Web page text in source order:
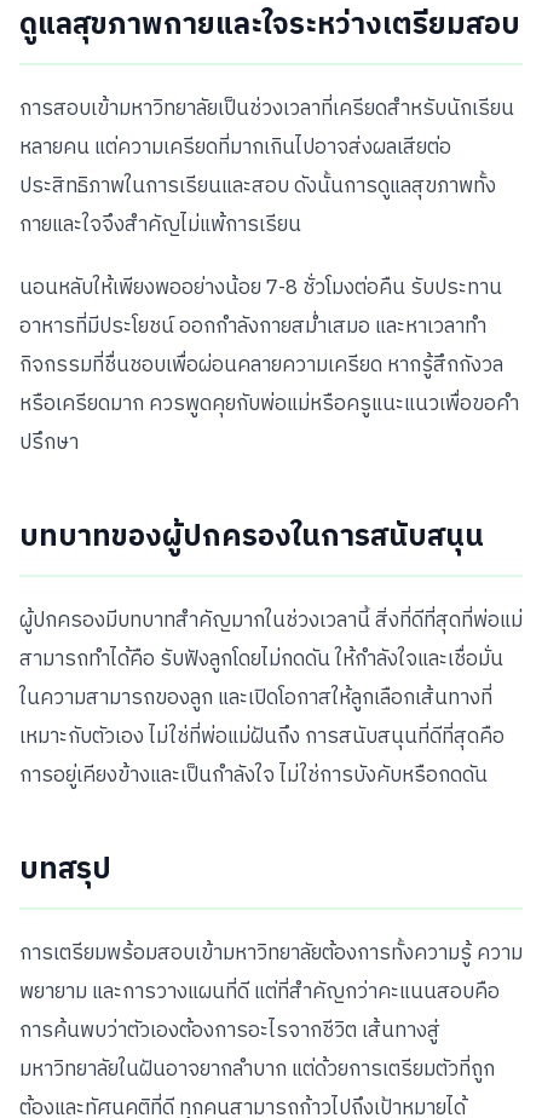
ดูแลสุขภาพกายและใจระหว่างเตรียมสอบ
การสอบเข้ามหาวิทยาลัยเป็นช่วงเวลาที่เครียดสำหรับนักเรียน
หลายคน แต่ความเครียดที่มากเกินไปอาจส่งผลเสียต่อ
ประสิทธิภาพในการเรียนและสอบ ดังนั้นการดูแลสุขภาพทั้ง
กายและใจจึงสำคัญไม่แพ้การเรียน
นอนหลับให้เพียงพออย่างน้อย 7-8 ชั่วโมงต่อคืน รับประทาน
อาหารที่มีประโยชน์ ออกกำลังกายสม่ำเสมอ และหาเวลาทำ
กิจกรรมที่ชื่นชอบเพื่อผ่อนคลายความเครียด หากรู้สึกกังวล
หรือเครียดมาก ควรพูดคุยกับพ่อแม่หรือครูแนะแนวเพื่อขอคำ
ปรึกษา
บทบาทของผู้ปกครองในการสนับสนุน
ผู้ปกครองมีบทบาทสำคัญมากในช่วงเวลานี้ สิ่งที่ดีที่สุดที่พ่อแม่
สามารถทำได้คือ รับฟังลูกโดยไม่กดดัน ให้กำลังใจและเชื่อมั่น
ในความสามารถของลูก และเปิดโอกาสให้ลูกเลือกเส้นทางที่
เหมาะกับตัวเอง ไม่ใช่ที่พ่อแม่ฝันถึง การสนับสนุนที่ดีที่สุดคือ
การอยู่เคียงข้างและเป็นกำลังใจ ไม่ใช่การบังคับหรือกดดัน
บทสรุป
การเตรียมพร้อมสอบเข้ามหาวิทยาลัยต้องการทั้งความรู้ ความ
พยายาม และการวางแผนที่ดี แต่ที่สำคัญกว่าคะแนนสอบคือ
การค้นพบว่าตัวเองต้องการอะไรจากชีวิต เส้นทางสู่
มหาวิทยาลัยในฝันอาจยากลำบาก แต่ด้วยการเตรียมตัวที่ถูก
ต้องและทัศนคติที่ดี ทุกคนสามารถก้าวไปถึงเป้าหมายได้